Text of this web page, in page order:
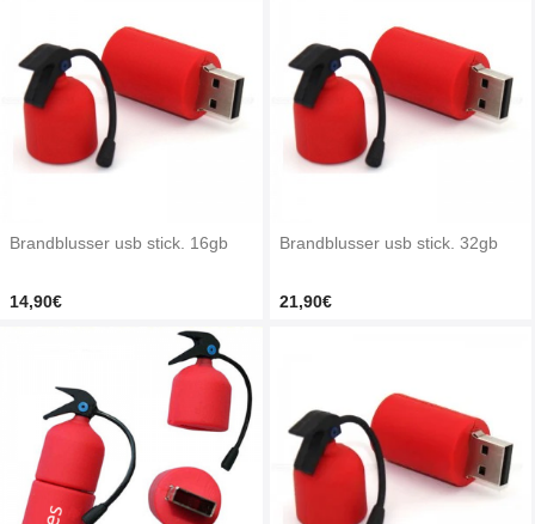
Brandblusser usb stick. 16gb
14,90€
Brandblusser usb stick. 32gb
21,90€